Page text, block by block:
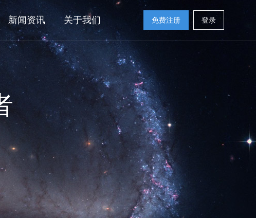
新闻资讯 关于我们 免费注册 登录